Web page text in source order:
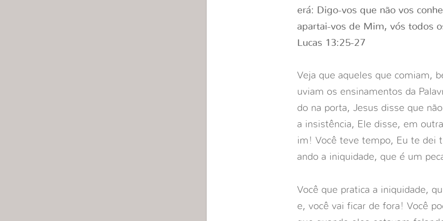
erá: Digo-vos que não vos
apartai-vos de Mim, vós todos
Lucas 13:25-27
Veja que aqueles que comiam,
uviam os ensinamentos da
do na porta, Jesus disse que
a insistência, Ele disse, em
im! Você teve tempo, Eu te dei
ando a iniquidade, que é um
Você que pratica a iniquidade,
e, você vai ficar de fora! Você